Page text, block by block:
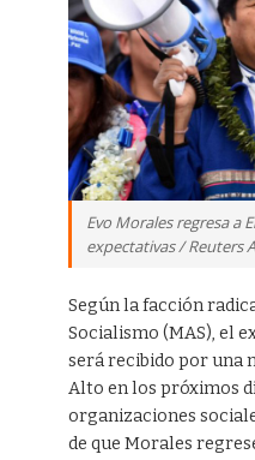
Evo Morales regresa a
expectativas / Reuters
Según la facción
Socialismo (MAS), el
será recibido por una
Alto en los próximos
organizaciones
de que Morales